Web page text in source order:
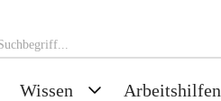
Wissen Arbeitshilfen